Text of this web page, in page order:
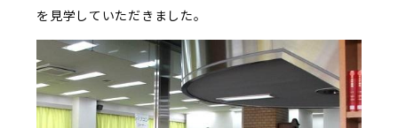
を見学していただきました。